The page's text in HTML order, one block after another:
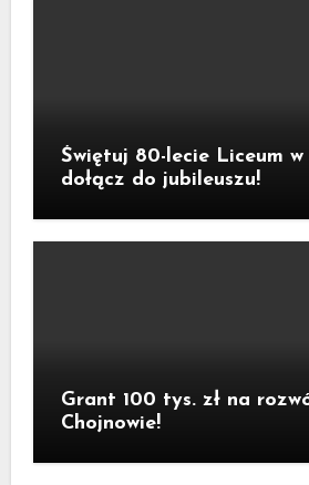
Świętuj 80-lecie Liceum w
dołącz do jubileuszu!
Grant 100 tys. zł na
Chojnowie!